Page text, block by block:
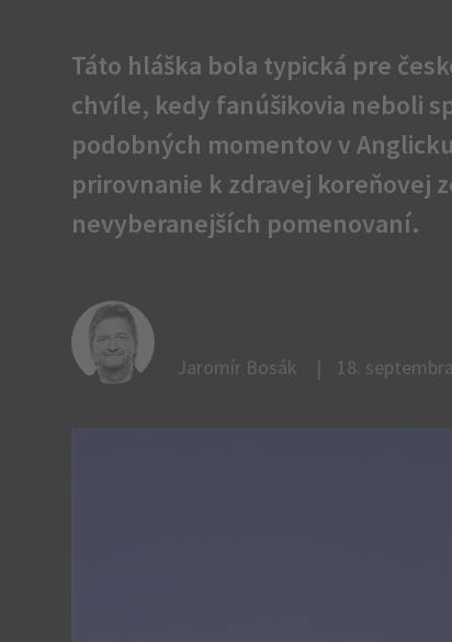
Táto hláška bola typická pre
chvíle, kedy fanúšikovia neboli
podobných momentov v
prirovnanie k zdravej koreňovej
nevyberanejších pomenovaní.
Jaromír Bosák 18.